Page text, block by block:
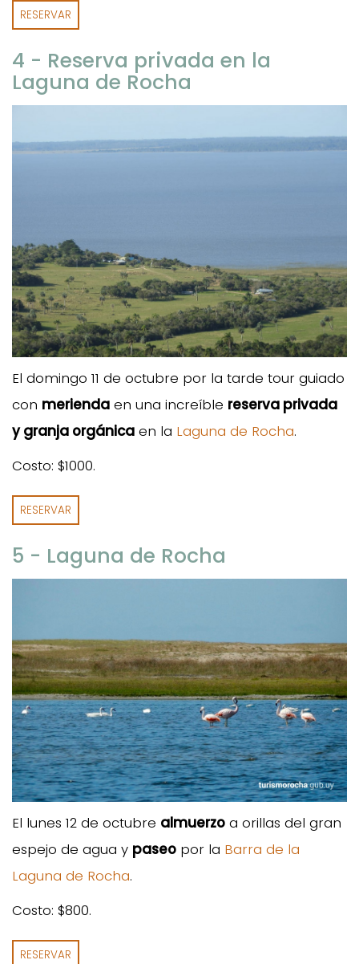
RESERVAR
4 - Reserva privada en la
Laguna de Rocha
El domingo 11 de octubre por la tarde tour guiado
con merienda en una increíble reserva privada
y granja orgánica en la Laguna de Rocha.
Costo: $1000.
RESERVAR
5 - Laguna de Rocha
El lunes 12 de octubre almuerzo a orillas del gran
espejo de agua y paseo por la Barra de la
Laguna de Rocha.
Costo: $800.
RESERVAR